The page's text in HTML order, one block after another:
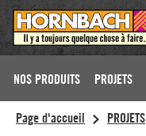
NOS PRODUITS PROJETS